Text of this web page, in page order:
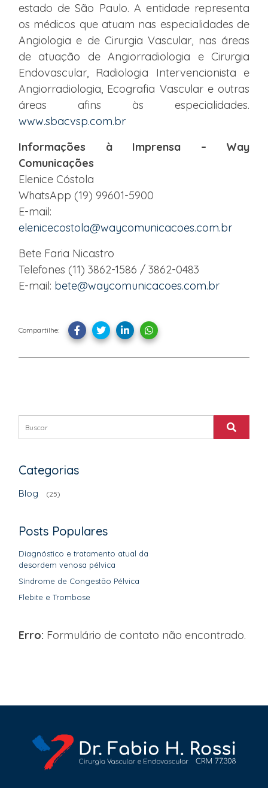
estado de São Paulo. A entidade representa
os médicos que atuam nas especialidades de
Angiologia e de Cirurgia Vascular, nas áreas
de atuação de Angiorradiologia e Cirurgia
Endovascular, Radiologia Intervencionista e
Angiorradiologia, Ecografia Vascular e outras
áreas afins às especialidades.
www.sbacvsp.com.br
Informações à Imprensa – Way
Comunicações
Elenice Cóstola
WhatsApp (19) 99601-5900
E-mail:
elenicecostola@waycomunicacoes.com.br
Bete Faria Nicastro
Telefones (11) 3862-1586 / 3862-0483
E-mail: bete@waycomunicacoes.com.br
Compartilhe:
Categorias
Blog (25)
Posts Populares
Diagnóstico e tratamento atual da
desordem venosa pélvica
Síndrome de Congestão Pélvica
Flebite e Trombose
Erro: Formulário de contato não encontrado.